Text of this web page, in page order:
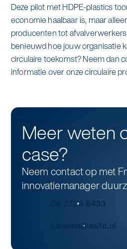
Deze pilot met HDPE-plastics
economie haalbaar is, maar
producenten tot
benieuwd hoe jouw organisatie
circulaire toekomst? Neem dan
informatie over onze circulaire
Meer weten
case?
Neem contact op met
innovatiemanager
06 2728 6433
f.anema@asito.nl